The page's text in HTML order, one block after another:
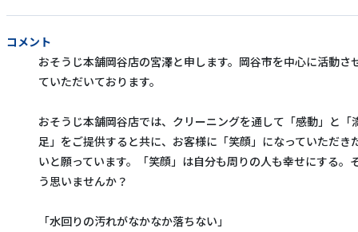
コメント
おそうじ本舗岡谷店の宮澤と申します。岡谷市を中心に活動さ
ていただいております。
おそうじ本舗岡谷店では、クリーニングを通して「感動」と「
足」をご提供すると共に、お客様に「笑顔」になっていただき
いと願っています。「笑顔」は自分も周りの人も幸せにする。
う思いませんか？
「水回りの汚れがなかなか落ちない」